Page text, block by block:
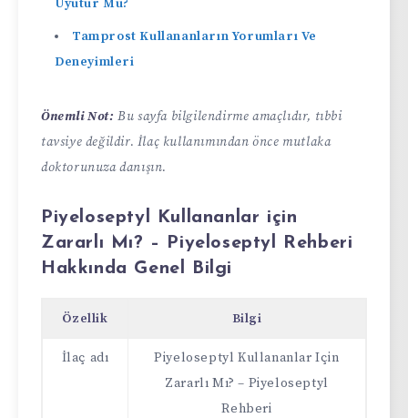
Uyutur Mu?
Tamprost Kullananların Yorumları Ve
Deneyimleri
Önemli Not: Bu sayfa bilgilendirme amaçlıdır, tıbbi
tavsiye değildir. İlaç kullanımından önce mutlaka
doktorunuza danışın.
Piyeloseptyl Kullananlar için
Zararlı Mı? – Piyeloseptyl Rehberi
Hakkında Genel Bilgi
Özellik Bilgi
İlaç adı
Piyeloseptyl Kullananlar Için
Zararlı Mı? – Piyeloseptyl
Rehberi